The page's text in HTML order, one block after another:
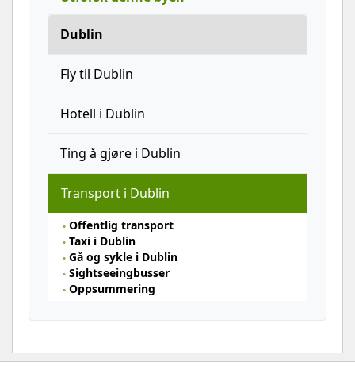
Dublin
Fly til Dublin
Hotell i Dublin
Ting å gjøre i Dublin
Transport i Dublin
Offentlig transport
Taxi i Dublin
Gå og sykle i Dublin
Sightseeingbusser
Oppsummering